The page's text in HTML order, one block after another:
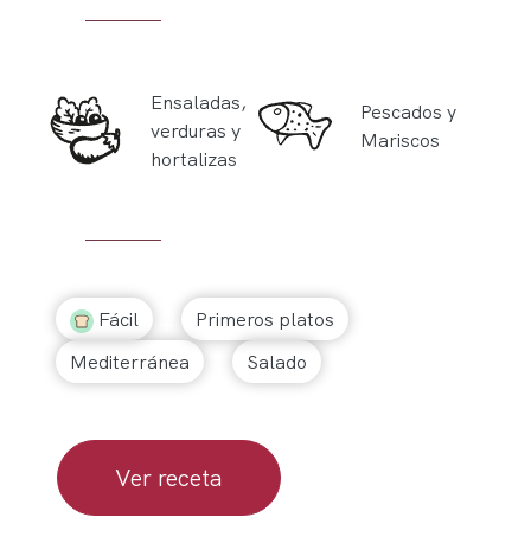
Ensaladas,
verduras y
hortalizas
Pescados y
Mariscos
Fácil
Primeros platos
Mediterránea
Salado
Ver receta